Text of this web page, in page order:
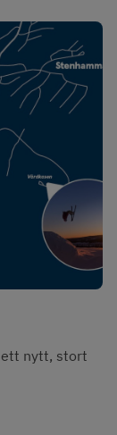
ett nytt, stort